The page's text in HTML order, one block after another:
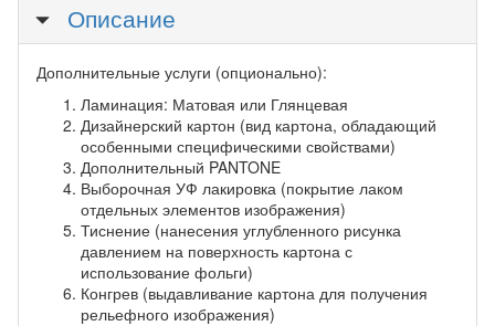
Скрыть
Описание
Дополнительные услуги (опционально):
Ламинация: Матовая или Глянцевая
Дизайнерский картон (вид картона, обладающий
особенными специфическими свойствами)
Дополнительный PANTONE
Выборочная УФ лакировка (покрытие лаком
отдельных элементов изображения)
Тиснение (нанесения углубленного рисунка
давлением на поверхность картона с
использование фольги)
Конгрев (выдавливание картона для получения
рельефного изображения)